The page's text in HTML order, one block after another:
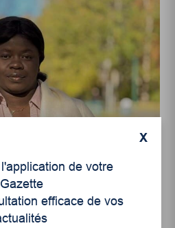
X
de votre
Gazette
efficace de vos